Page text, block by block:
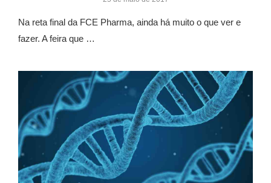
Na reta final da FCE Pharma, ainda há muito o que ver e
fazer. A feira que …